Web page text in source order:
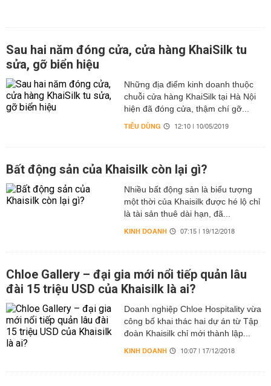
Sau hai năm đóng cửa, cửa hàng KhaiSilk tu
sửa, gỡ biển hiệu
Những địa điểm kinh doanh thuộc
chuỗi cửa hàng KhaiSilk tại Hà Nội
hiện đã đóng cửa, thậm chí gỡ...
TIÊU DÙNG 12:10 | 10/05/2019
Bất động sản của Khaisilk còn lại gì?
Nhiều bất động sản là biểu tượng
một thời của Khaisilk được hé lộ chỉ
là tài sản thuê dài hạn, đã...
KINH DOANH 07:15 | 19/12/2018
Chloe Gallery – đại gia mới nổi tiếp quản lâu
đài 15 triệu USD của Khaisilk là ai?
Doanh nghiệp Chloe Hospitality vừa
công bố khai thác hai dự án từ Tập
đoàn Khaisilk chỉ mới thành lập...
KINH DOANH 10:07 | 17/12/2018